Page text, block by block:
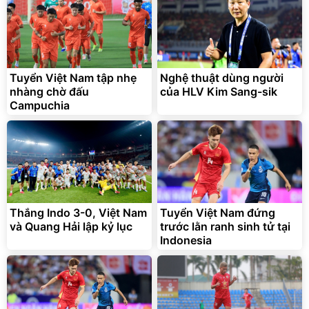
Flash Sale Đã bán nhiều
Bạt phủ xe ô tô cao cấp,
tráng nhôm 03 lớp
392.000đ
325.000đ
Đã bán nhiều
Xe đạp điện trợ lực G-
Force C14 gấp gọn bỏ cốp
tiện lợi
9.900.000đ
7.092.000 đ
Đang xem nhiều
G-FORCE VIETNA
Tuyển Việt Nam tập nhẹ
nhàng chờ đấu
Campuchia
Nghệ thuật dùng người
của HLV Kim Sang-sik
Thắng Indo 3-0, Việt Nam
và Quang Hải lập kỷ lục
Tuyển Việt Nam đứng
trước lằn ranh sinh tử tại
Indonesia